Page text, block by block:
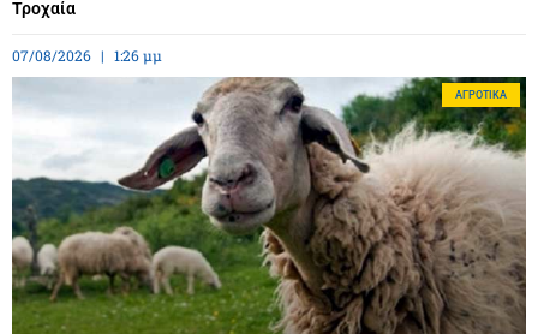
Τροχαία
07/08/2026 1:26 μμ
ΑΓΡΟΤΙΚΆ